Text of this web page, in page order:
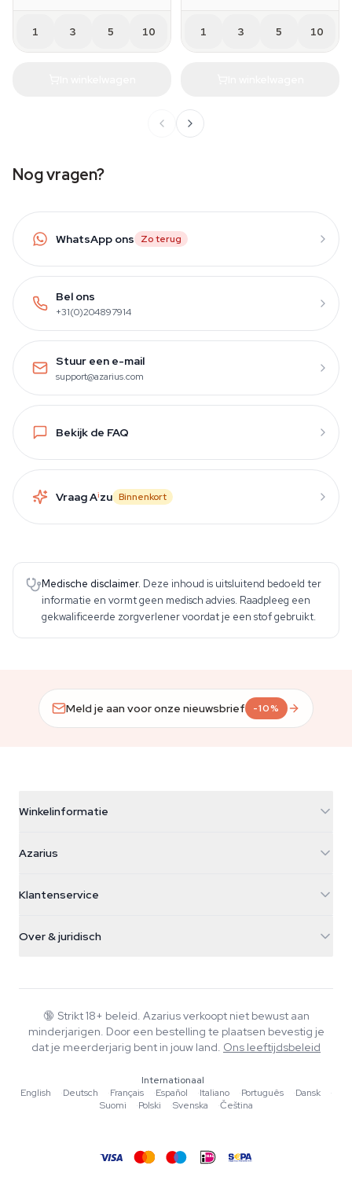
1 3 5 10 1 3 5 10
Nog vragen?
WhatsApp ons Zo terug
Bel ons
+31(0)204897914
Stuur een e-mail
support@azarius.com
Bekijk de FAQ
Vraag Aizu Binnenkort
Medische disclaimer. Deze inhoud is uitsluitend bedoeld ter
informatie en vormt geen medisch advies. Raadpleeg een
gekwalificeerde zorgverlener voordat je een stof gebruikt.
Meld je aan voor onze nieuwsbrief -10%
Winkelinformatie
Galvaniweg 11
Nederland
+31(0)204897914
Azarius
Smokeshop
Klantenservice
Retourbeleid
Veelgestelde vragen
Privacybeleid
Over & juridisch
Wiki
Schrijvers
Tools & Calculators
🔞 Strikt 18+ beleid. Azarius verkoopt niet bewust aan
minderjarigen. Door een bestelling te plaatsen bevestig je
dat je meerderjarig bent in jouw land. Ons leeftijdsbeleid
Internationaal
English
·Deutsch ·Français ·Español ·Italiano ·Português ·Dansk
·
Suomi
·Polski ·Svenska ·Čeština